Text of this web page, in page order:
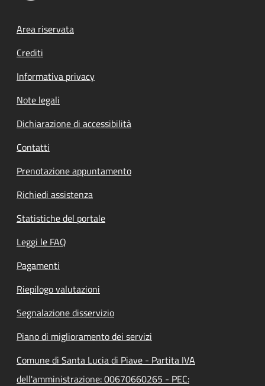
Footer menu
Area riservata
Crediti
Informativa privacy
Note legali
Dichiarazione di accessibilità
Contatti
Prenotazione appuntamento
Richiedi assistenza
Statistiche del portale
Leggi le FAQ
Pagamenti
Riepilogo valutazioni
Segnalazione disservizio
Piano di miglioramento dei servizi
Comune di Santa Lucia di Piave - Partita IVA
dell'amministrazione: 00670660265 - PEC: